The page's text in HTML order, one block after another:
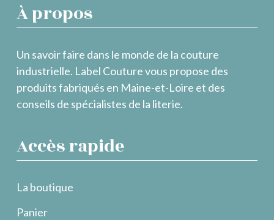
À propos
Un savoir faire dans le monde de la couture
industrielle. Label Couture vous propose des
produits fabriqués en Maine-et-Loire et des
conseils de spécialistes de la literie.
Accès rapide
La boutique
Panier